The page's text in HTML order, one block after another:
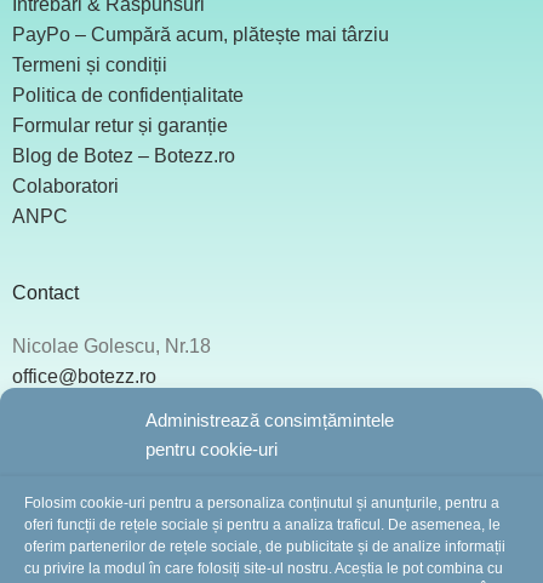
Administrează consimțămintele
pentru cookie-uri
Folosim cookie-uri pentru a personaliza conținutul și anunțurile, pentru a
oferi funcții de rețele sociale și pentru a analiza traficul. De asemenea, le
oferim partenerilor de rețele sociale, de publicitate și de analize informații
cu privire la modul în care folosiți site-ul nostru. Aceștia le pot combina cu
Intrebari & Raspunsuri
PayPo – Cumpără acum, plătește mai târziu
Termeni și condiții
Politica de confidențialitate
Formular retur și garanție
Blog de Botez – Botezz.ro
Colaboratori
ANPC
Contact
Nicolae Golescu, Nr.18
office@botezz.ro